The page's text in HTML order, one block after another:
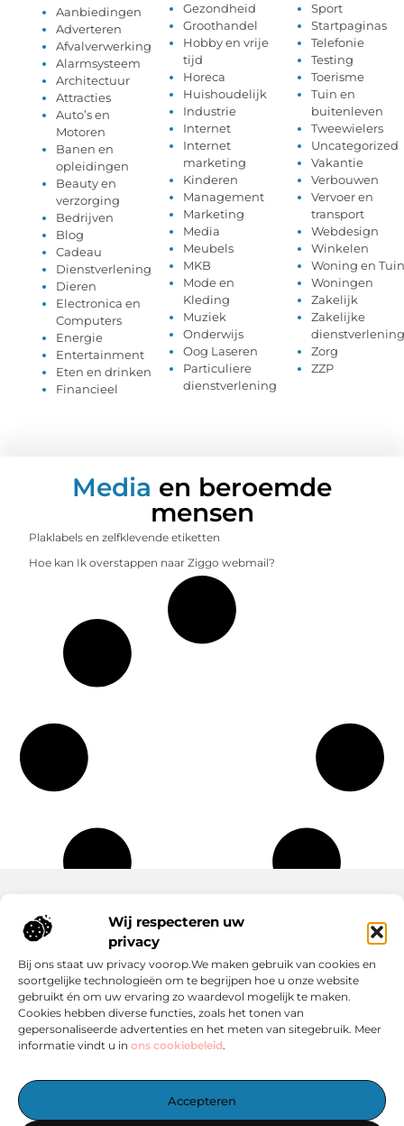
Wij respecteren uw
privacy
Bij ons staat uw privacy voorop.We maken gebruik van cookies en
soortgelijke technologieën om te begrijpen hoe u onze website
gebruikt én om uw ervaring zo waardevol mogelijk te maken.
Cookies hebben diverse functies, zoals het tonen van
gepersonaliseerde advertenties en het meten van sitegebruik. Meer
informatie vindt u in ons cookiebeleid.
Accepteren
Aanbiedingen
Adverteren
Afvalverwerking
Alarmsysteem
Architectuur
Attracties
Auto’s en
Motoren
Banen en
opleidingen
Beauty en
verzorging
Bedrijven
Blog
Cadeau
Dienstverlening
Dieren
Electronica en
Computers
Energie
Entertainment
Eten en drinken
Financieel
Gezondheid
Groothandel
Hobby en vrije
tijd
Horeca
Huishoudelijk
Industrie
Internet
Internet
marketing
Kinderen
Management
Marketing
Media
Meubels
MKB
Mode en
Kleding
Muziek
Onderwijs
Oog Laseren
Particuliere
dienstverlening
Sport
Startpaginas
Telefonie
Testing
Toerisme
Tuin en
buitenleven
Tweewielers
Uncategorized
Vakantie
Verbouwen
Vervoer en
transport
Webdesign
Winkelen
Woning en Tuin
Woningen
Zakelijk
Zakelijke
dienstverlening
Zorg
ZZP
Media en beroemde
mensen
Plaklabels en zelfklevende etiketten
Hoe kan Ik overstappen naar Ziggo webmail?
— Laat je inspireren door boeiende verhalen, handige tips en
Onze informatie